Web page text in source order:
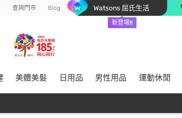
查詢門市 Blog Watsons 屈氏生活
新登場!!
美體美髮 日用品 男性用品 運動休閒